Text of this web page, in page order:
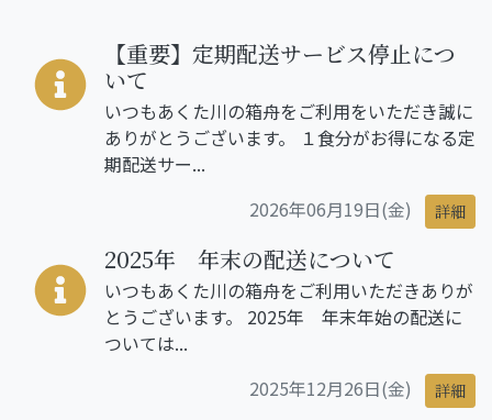
【重要】定期配送サービス停止につ
いて
いつもあくた川の箱舟をご利用をいただき誠に
ありがとうございます。 １食分がお得になる定
期配送サー...
2026年06月19日(金)
詳細
2025年 年末の配送について
いつもあくた川の箱舟をご利用いただきありが
とうございます。 2025年 年末年始の配送に
ついては...
2025年12月26日(金)
詳細